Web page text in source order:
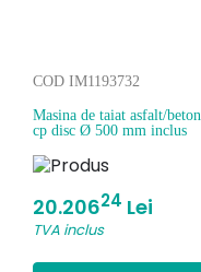
COD IM1193732
Masina de taiat asfalt/
cp disc Ø 500 mm inclus
20.20624 Lei
TVA inclus